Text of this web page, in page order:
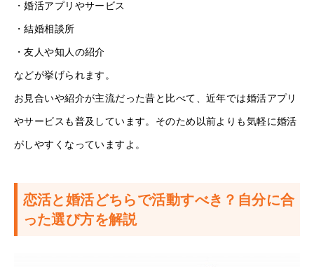
・婚活アプリやサービス
・結婚相談所
・友人や知人の紹介
などが挙げられます。
お見合いや紹介が主流だった昔と比べて、近年では婚活アプリ
やサービスも普及しています。そのため以前よりも気軽に婚活
がしやすくなっていますよ。
恋活と婚活どちらで活動すべき？自分に合
った選び方を解説